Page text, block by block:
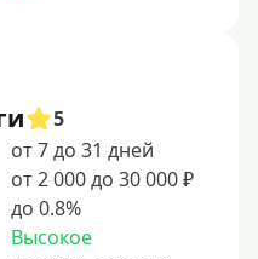
5
от 7 до 31 дней
от 2 000 до 30 000 ₽
до 0.8%
Высокое